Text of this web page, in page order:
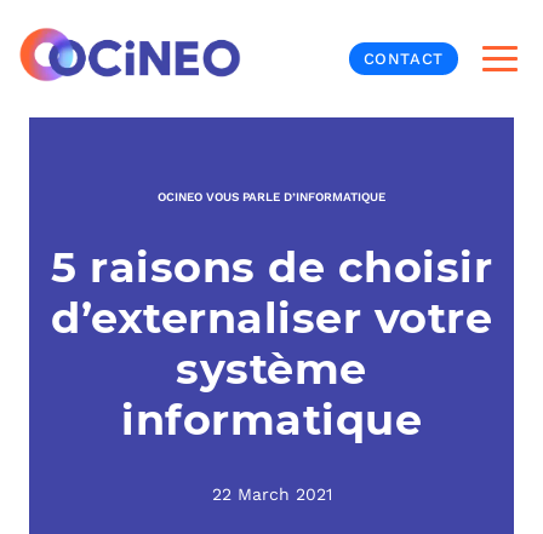
CONTACT
OCINEO VOUS PARLE D’INFORMATIQUE
5 raisons de choisir
d’externaliser votre
système
informatique
22 March 2021